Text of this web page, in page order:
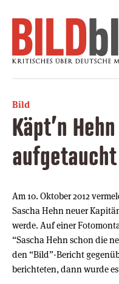
Bild
Käpt’n
aufgetaucht
Am 10. Oktober 2012
Sascha Hehn neuer
werde. Auf einer
“Sascha Hehn schon die
den “Bild”-Bericht
berichteten, dann wurde